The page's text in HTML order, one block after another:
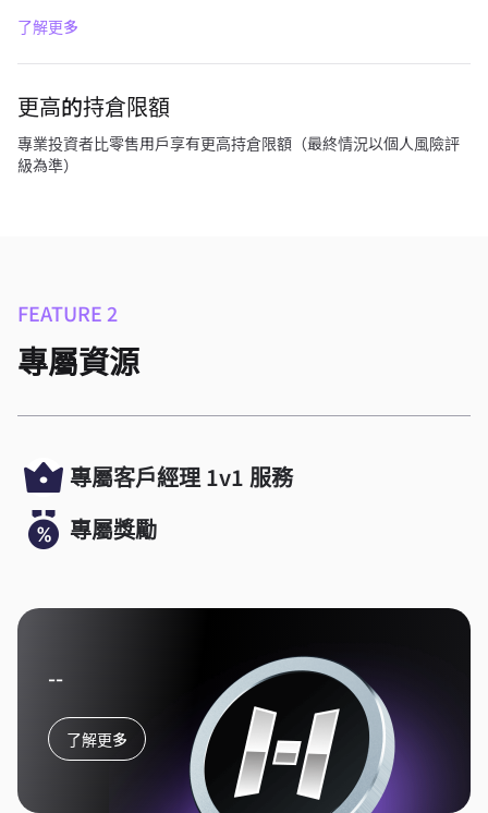
了解更多
更高的持倉限額
專業投資者比零售用戶享有更高持倉限額（最終情況以個人風險評
級為準）
FEATURE 2
專屬資源
專屬客戶經理 1v1 服務
專屬獎勵
--
了解更多